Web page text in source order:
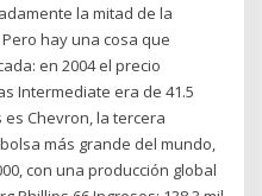
la mitad de la
hay una cosa que
en 2004 el precio
Intermediate era de 41.5
Chevron, la tercera
más grande del mundo,
con una producción global